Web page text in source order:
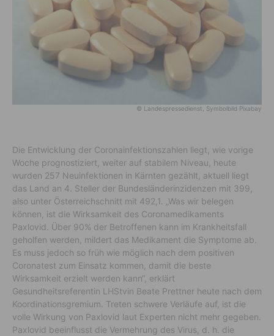
© Landespressedienst, Symbolbild Pixabay
Die Entwicklung der Coronainfektionszahlen liegt, wie vorige
Woche prognostiziert, weiter auf stabilem Niveau, heute
wurden 257 Neuinfektionen in Kärnten gezählt, aktuell liegt
das Land an 4. Steller der Bundesländerinzidenzen mit 399,
also unter Österreichschnitt mit 492,1. „Was wir belegen
können, ist die Wirksamkeit des Coronamedikaments
Paxlovid. Über 90% der Betroffenen kann im Krankheitsfall
geholfen werden, mildert das Medikament die Symptome ab.
Es muss jedoch so früh wie möglich nach dem positiven
Coronatest zum Einsatz kommen, damit die beste
Wirksamkeit erzielt werden kann“, erklärt
Gesundheitsreferentin LHStvin Beate Prettner heute nach dem
Koordinationsgremium. Treten schwere Verläufe auf, ist die
volle Wirkung von Paxlovid laut Experten nicht mehr gegeben.
Paxlovid beeinflusst die Vermehrung des Virus, d. h. die